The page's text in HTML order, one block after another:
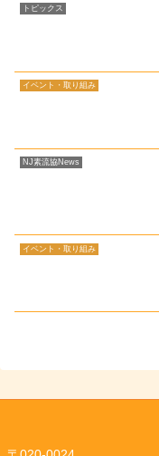
トピックス
イベント・取り組み
NJ素流協News
イベント・取り組み